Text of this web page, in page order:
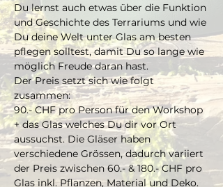
Du lernst auch etwas über die Funktion
und Geschichte des Terrariums und wie
Du deine Welt unter Glas am besten
pflegen solltest, damit Du so lange wie
möglich Freude daran hast.
Der Preis setzt sich wie folgt
zusammen:
90.- CHF pro Person für den Workshop
+ das Glas welches Du dir vor Ort
aussuchst. Die Gläser haben
verschiedene Grössen, dadurch variiert
der Preis zwischen 60.- & 180.- CHF pro
Glas inkl. Pflanzen, Material und Deko.